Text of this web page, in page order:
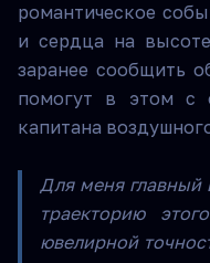
романтическое
и сердца на
заранее сообщить
помогут в этом с
капитана
Для меня главный
траекторию
ювелирной